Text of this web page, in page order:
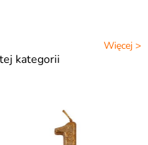
Więcej >
kategorii